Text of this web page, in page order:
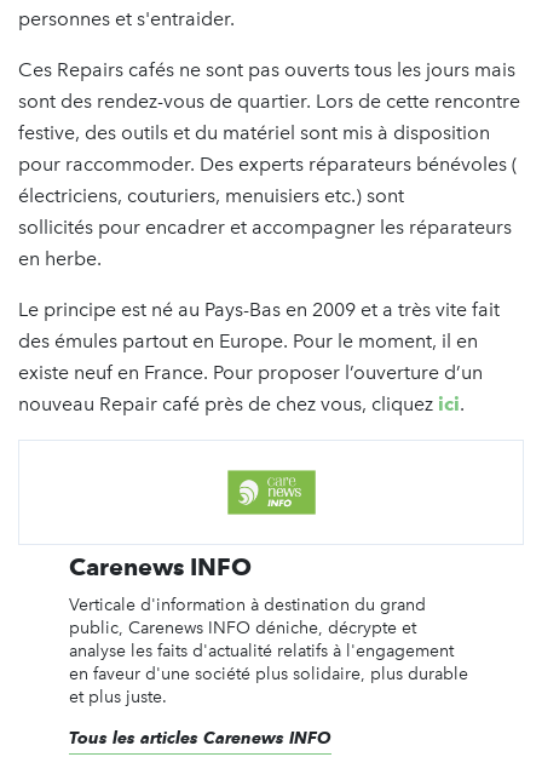
personnes et s'entraider.
Ces Repairs cafés ne sont pas ouverts tous les jours mais
sont des rendez-vous de quartier. Lors de cette rencontre
festive, des outils et du matériel sont mis à disposition
pour raccommoder. Des experts réparateurs bénévoles (
électriciens, couturiers, menuisiers etc.) sont
sollicités pour encadrer et accompagner les réparateurs
en herbe.
Le principe est né au Pays-Bas en 2009 et a très vite fait
des émules partout en Europe. Pour le moment, il en
existe neuf en France. Pour proposer l’ouverture d’un
nouveau Repair café près de chez vous, cliquez ici.
Carenews INFO
Verticale d'information à destination du grand
public, Carenews INFO déniche, décrypte et
analyse les faits d'actualité relatifs à l'engagement
en faveur d'une société plus solidaire, plus durable
et plus juste.
Tous les articles Carenews INFO